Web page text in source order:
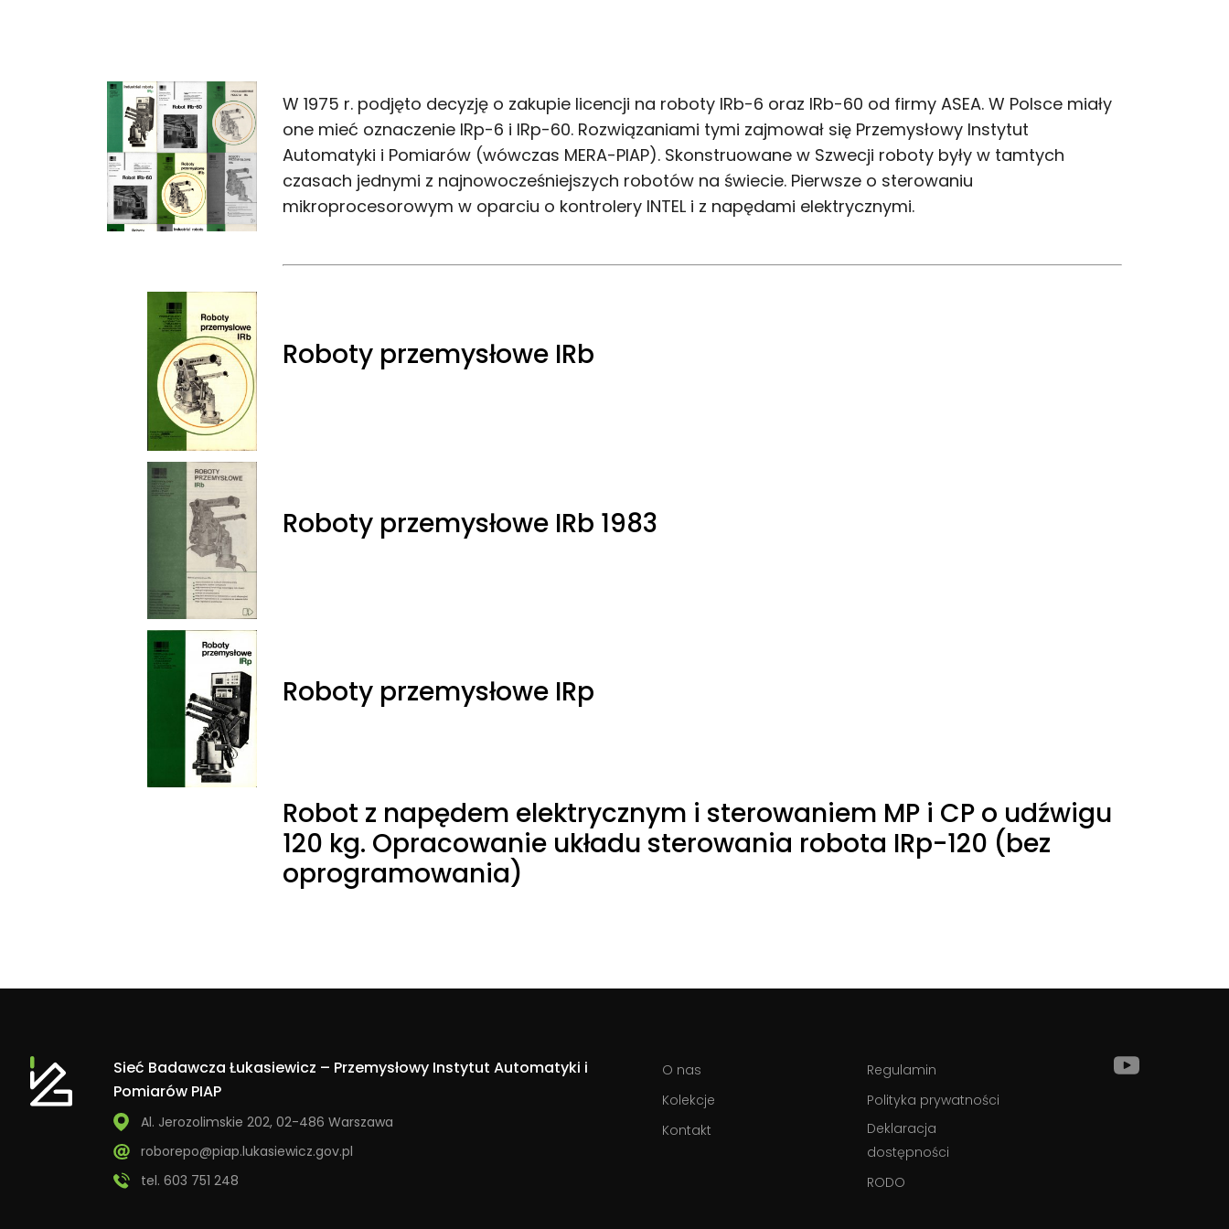
W 1975 r. podjęto decyzję o zakupie licencji na roboty IRb-6 oraz IRb-60 od firmy ASEA. W Polsce miały
one mieć oznaczenie IRp-6 i IRp-60. Rozwiązaniami tymi zajmował się Przemysłowy Instytut
Automatyki i Pomiarów (wówczas MERA-PIAP). Skonstruowane w Szwecji roboty były w tamtych
czasach jednymi z najnowocześniejszych robotów na świecie. Pierwsze o sterowaniu
mikroprocesorowym w oparciu o kontrolery INTEL i z napędami elektrycznymi.
Roboty przemysłowe IRb
Roboty przemysłowe IRb 1983
Roboty przemysłowe IRp
Robot z napędem elektrycznym i sterowaniem MP i CP o udźwigu
120 kg. Opracowanie układu sterowania robota IRp-120 (bez
oprogramowania)
Sieć Badawcza Łukasiewicz – Przemysłowy Instytut Automatyki i
Pomiarów PIAP
Al. Jerozolimskie 202, 02-486 Warszawa
roborepo@piap.lukasiewicz.gov.pl
tel. 603 751 248
O nas
Kolekcje
Kontakt
Regulamin
Polityka prywatności
Deklaracja
dostępności
RODO
Odwiedź
Nasz